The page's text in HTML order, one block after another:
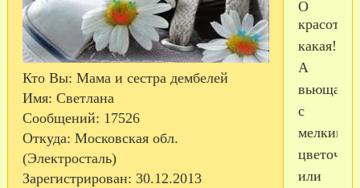
Кто Вы: Мама и сестра дембелей
Имя: Светлана
Сообщений: 17526
Откуда: Московская обл.
(Электросталь)
Зарегистрирован: 30.12.2013
О
красота
какая!
А
вьющаяся
с
мелкими
или